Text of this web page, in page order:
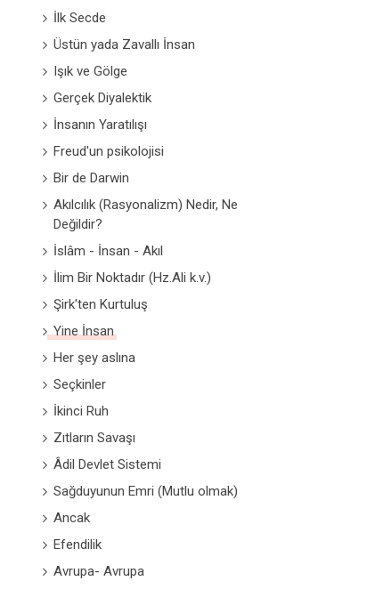
İlk Secde
Üstün yada Zavallı İnsan
Işık ve Gölge
Gerçek Diyalektik
İnsanın Yaratılışı
Freud'un psikolojisi
Bir de Darwin
Akılcılık (Rasyonalizm) Nedir, Ne
Değildir?
İslâm - İnsan - Akıl
İlim Bir Noktadır (Hz.Ali k.v.)
Şirk'ten Kurtuluş
Yine İnsan
Her şey aslına
Seçkinler
İkinci Ruh
Zıtların Savaşı
Âdil Devlet Sistemi
Sağduyunun Emri (Mutlu olmak)
Ancak
Efendilik
Avrupa- Avrupa